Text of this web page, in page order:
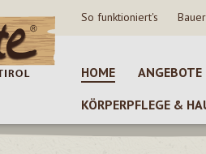
So funktioniert's
HOME ANGEBOTE
KÖRPERPFLEGE &